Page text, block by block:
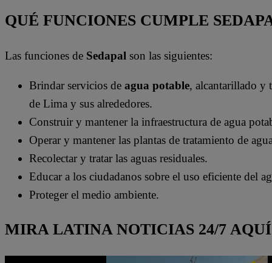
QUÉ FUNCIONES CUMPLE
Las funciones de Sedapal son las siguientes:
Brindar servicios de agua potable, alcantarillado y
de Lima y sus alrededores.
Construir y mantener la infraestructura de agua
Operar y mantener las plantas de tratamiento de
Recolectar y tratar las aguas residuales.
Educar a los ciudadanos sobre el uso eficiente del
Proteger el medio ambiente.
MIRA LATINA NOTICIAS 24/7 AQUÍ